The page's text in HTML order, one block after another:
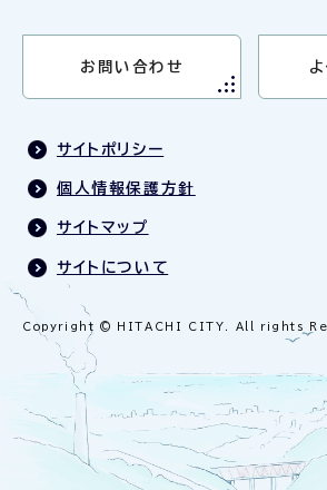
お問い合わせ
サイトポリシー
個人情報保護方針
サイトマップ
サイトについて
Copyright © HITACHI CITY. All rights